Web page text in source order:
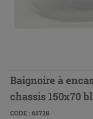
Baignoire à
chassis 150x70
CODE : 65728